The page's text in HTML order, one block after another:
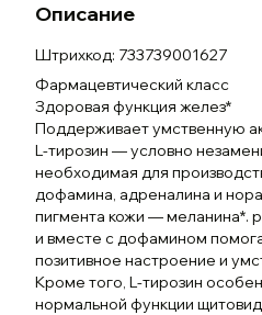
Описание
Штрихкод: 733739001627
Фармацевтический класс
Здоровая функция желез*
Поддерживает умственную
L-тирозин — условно
необходимая для
дофамина, адреналина и
пигмента кожи — меланина*.
и вместе с дофамином
позитивное настроение и
Кроме того, L-тирозин
нормальной функции